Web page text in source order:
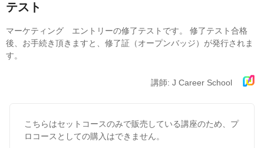
テスト
マーケティング エントリーの修了テストです。 修了テスト合格
後、お手続き頂きますと、修了証（オープンバッジ）が発行されま
す。
講師: J Career School
こちらはセットコースのみで販売している講座のため、プ
ロコースとしての購入はできません。